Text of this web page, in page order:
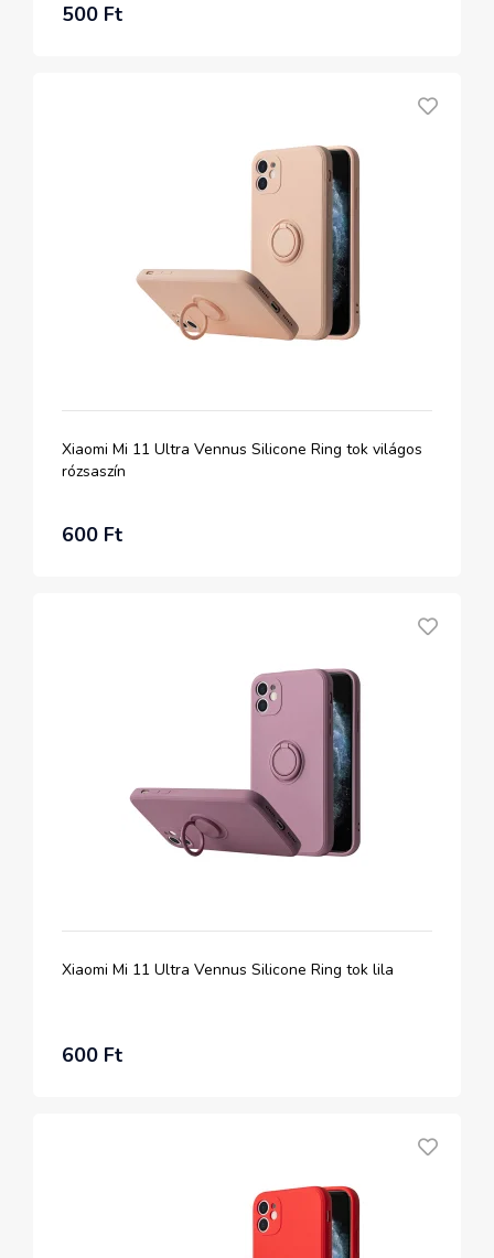
500 Ft
Xiaomi Mi 11 Ultra Vennus Silicone Ring tok világos
rózsaszín
600 Ft
Xiaomi Mi 11 Ultra Vennus Silicone Ring tok lila
600 Ft